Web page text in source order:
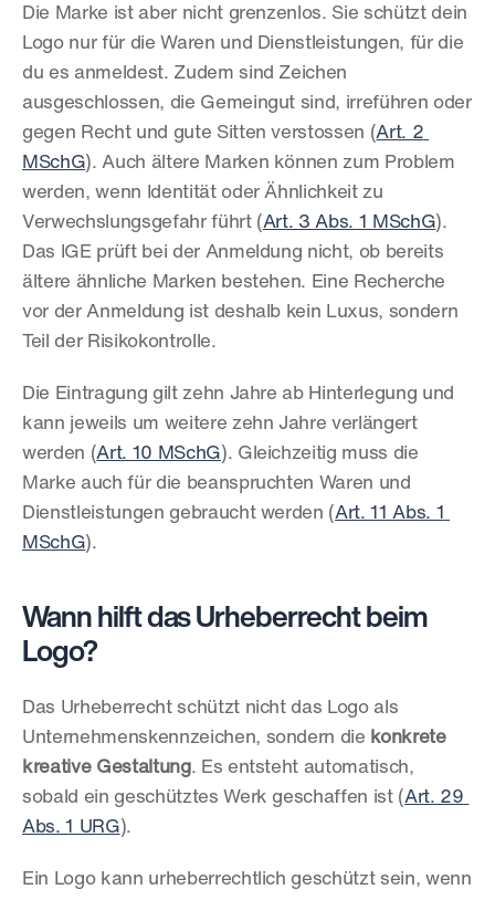
Die Marke ist aber nicht grenzenlos. Sie schützt dein
Logo nur für die Waren und Dienstleistungen, für die
du es anmeldest. Zudem sind Zeichen
ausgeschlossen, die Gemeingut sind, irreführen oder
gegen Recht und gute Sitten verstossen (Art. 2
MSchG). Auch ältere Marken können zum Problem
werden, wenn Identität oder Ähnlichkeit zu
Verwechslungsgefahr führt (Art. 3 Abs. 1 MSchG).
Das IGE prüft bei der Anmeldung nicht, ob bereits
ältere ähnliche Marken bestehen. Eine Recherche
vor der Anmeldung ist deshalb kein Luxus, sondern
Teil der Risikokontrolle.
Die Eintragung gilt zehn Jahre ab Hinterlegung und
kann jeweils um weitere zehn Jahre verlängert
werden (Art. 10 MSchG). Gleichzeitig muss die
Marke auch für die beanspruchten Waren und
Dienstleistungen gebraucht werden (Art. 11 Abs. 1
MSchG).
Wann hilft das Urheberrecht beim
Logo?
Das Urheberrecht schützt nicht das Logo als
Unternehmenskennzeichen, sondern die konkrete
kreative Gestaltung. Es entsteht automatisch,
sobald ein geschütztes Werk geschaffen ist (Art. 29
Abs. 1 URG).
Ein Logo kann urheberrechtlich geschützt sein, wenn